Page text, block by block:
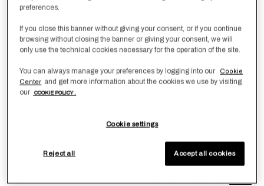
Luxury Cashmere Velvet Coussin
Décoratif
400,00 €
Créé pour ajouter une touche de chaleur à la chambre à
coucher, notre coussin décoratif Luxury Cashmere Velvet
complète tout naturellement les styles contemporains.
Taille Guide des tailles
preferences.
If you close this banner without giving your consent, or if you continue
browsing without closing the banner or giving your consent, we will
only use the technical cookies necessary for the operation of the site.
You can always manage your preferences by logging into our
Cookie
Center and get more information about the cookies we use by visiting
our
COOKIE POLICY .
Cookie settings
Reject all Accept all cookies